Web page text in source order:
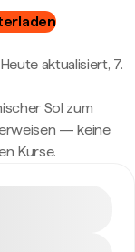
Heute aktualisiert, 7.
Sol zum
— keine
Kurse.